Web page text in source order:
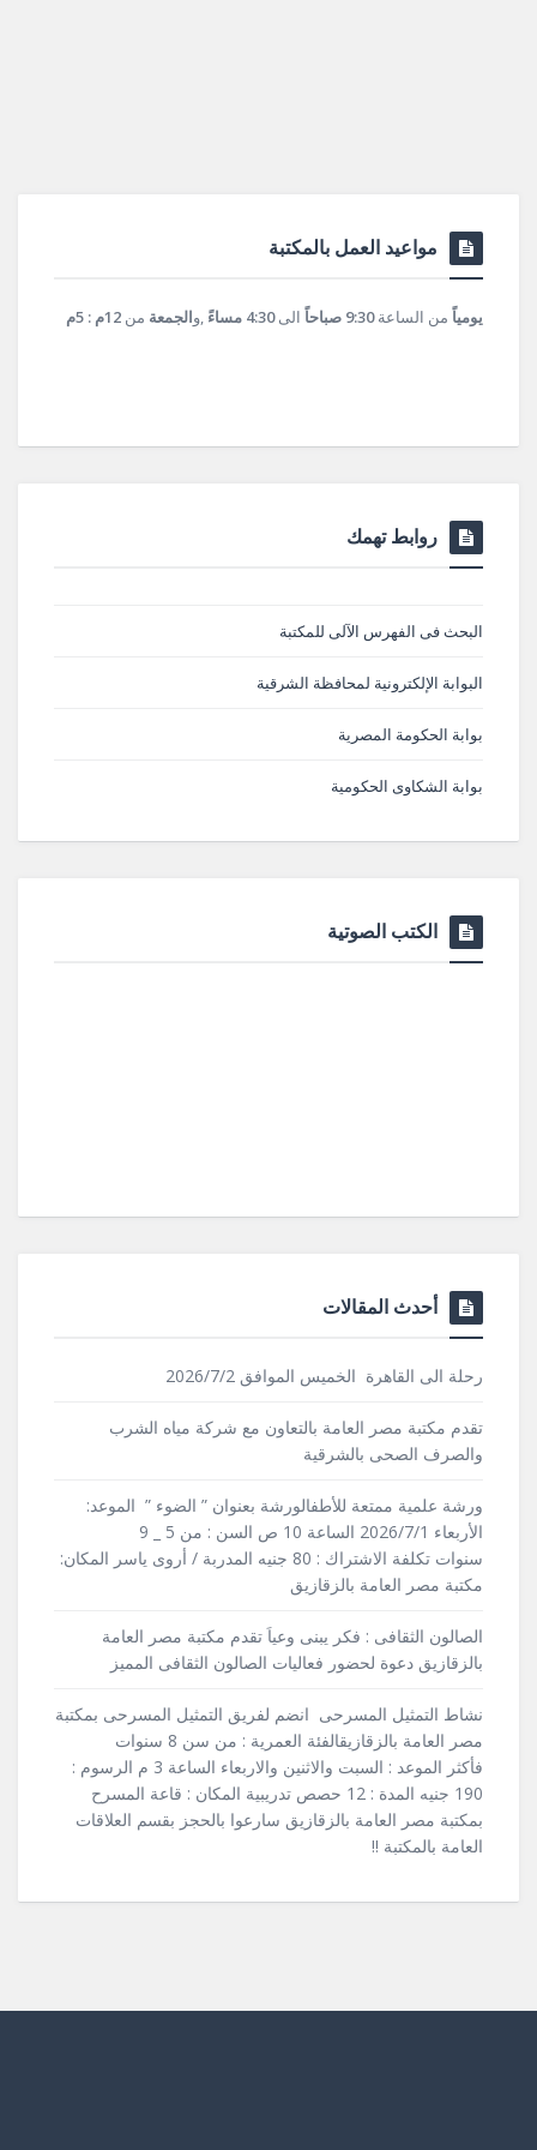
مواعيد العمل بالمكتبة
يومياً من الساعة9:30 صباحاً الى4:30 مساءً ,والجمعة من 12م : 5م
روابط تهمك
البحث فى الفهرس الآلى للمكتبة
البوابة الإلكترونية لمحافظة الشرقية
بوابة الحكومة المصرية
بوابة الشكاوى الحكومية
الكتب الصوتية
أحدث المقالات
رحلة الى القاهرة الخميس الموافق 2026/7/2
تقدم مكتبة مصر العامة بالتعاون مع شركة مياه الشرب
والصرف الصحى بالشرقية
ورشة علمية ممتعة للأطفالورشة بعنوان ” الضوء ” الموعد:
الأربعاء 2026/7/1 الساعة 10 ص السن : من 5 _ 9
سنوات تكلفة الاشتراك : 80 جنيه المدربة / أروى ياسر المكان:
مكتبة مصر العامة بالزقازيق
الصالون الثقافى : فكر يبنى وعياَ تقدم مكتبة مصر العامة
بالزقازيق دعوة لحضور فعاليات الصالون الثقافى المميز
نشاط التمثيل المسرحى انضم لفريق التمثيل المسرحى بمكتبة
مصر العامة بالزقازيقالفئة العمرية : من سن 8 سنوات
فأكثر الموعد : السبت والاثنين والاربعاء الساعة 3 م الرسوم :
190 جنيه المدة : 12 حصص تدريبية المكان : قاعة المسرح
بمكتبة مصر العامة بالزقازيق سارعوا بالحجز بقسم العلاقات
العامة بالمكتبة !!